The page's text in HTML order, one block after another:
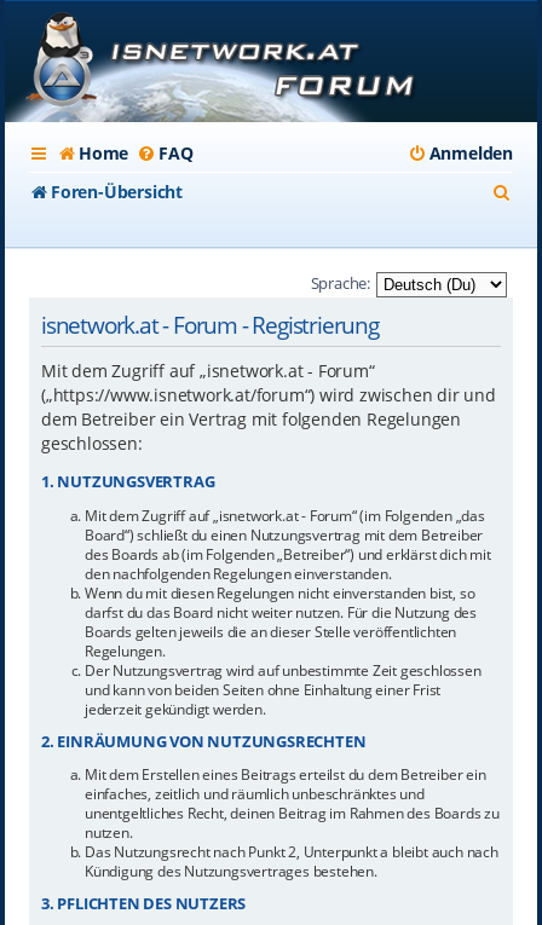
Home FAQ
Anmelden
Foren-Übersicht
Sprache:
isnetwork.at - Forum - Registrierung
Mit dem Zugriff auf „isnetwork.at - Forum“
(„https://www.isnetwork.at/forum“) wird zwischen dir und
dem Betreiber ein Vertrag mit folgenden Regelungen
geschlossen:
1. NUTZUNGSVERTRAG
Mit dem Zugriff auf „isnetwork.at - Forum“ (im Folgenden „das
Board“) schließt du einen Nutzungsvertrag mit dem Betreiber
des Boards ab (im Folgenden „Betreiber“) und erklärst dich mit
den nachfolgenden Regelungen einverstanden.
Wenn du mit diesen Regelungen nicht einverstanden bist, so
darfst du das Board nicht weiter nutzen. Für die Nutzung des
Boards gelten jeweils die an dieser Stelle veröffentlichten
Regelungen.
Der Nutzungsvertrag wird auf unbestimmte Zeit geschlossen
und kann von beiden Seiten ohne Einhaltung einer Frist
jederzeit gekündigt werden.
2. EINRÄUMUNG VON NUTZUNGSRECHTEN
Mit dem Erstellen eines Beitrags erteilst du dem Betreiber ein
einfaches, zeitlich und räumlich unbeschränktes und
unentgeltliches Recht, deinen Beitrag im Rahmen des Boards zu
nutzen.
Das Nutzungsrecht nach Punkt 2, Unterpunkt a bleibt auch nach
Kündigung des Nutzungsvertrages bestehen.
3. PFLICHTEN DES NUTZERS